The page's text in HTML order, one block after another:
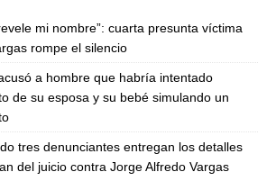
mi nombre”: cuarta presunta víctima
rompe el silencio
a hombre que habría intentado
de su esposa y su bebé simulando un
tres denunciantes entregan los detalles
del juicio contra Jorge Alfredo Vargas